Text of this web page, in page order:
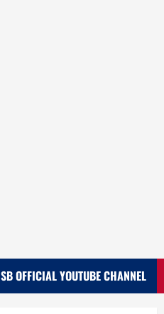
SB OFFICIAL YOUTUBE CHANNEL